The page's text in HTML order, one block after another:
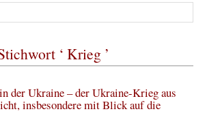
‘ Krieg ’
der Ukraine – der Ukraine-Krieg aus
insbesondere mit Blick auf die